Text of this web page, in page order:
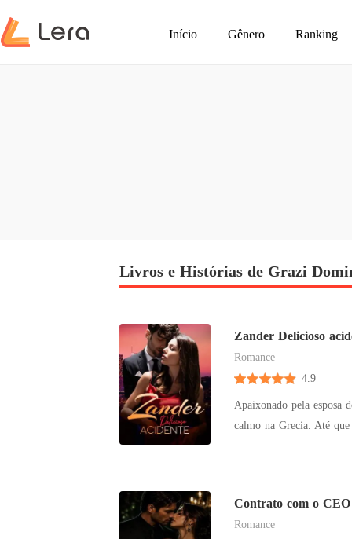
Início Gênero Ranking
Livros e Histórias de Grazi
Zander Delicioso
Romance
4.9
Apaixonado pela esposa
calmo na Grecia. Até
Contrato com o CEO
Romance